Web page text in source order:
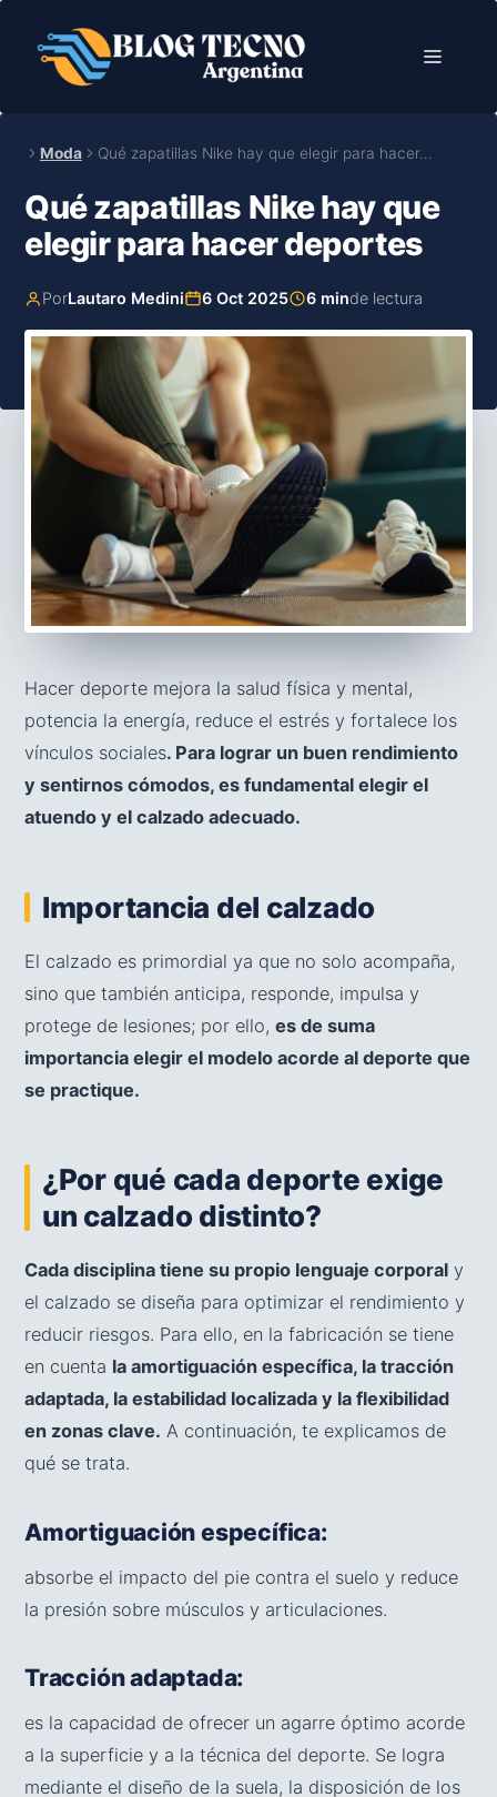
contenido
Menú
Moda Qué zapatillas Nike hay que elegir para hacer…
Qué zapatillas Nike hay que
elegir para hacer deportes
PorLautaro Medini 6 Oct 2025 6 minde lectura
Hacer deporte mejora la salud física y mental,
potencia la energía, reduce el estrés y fortalece los
vínculos sociales. Para lograr un buen rendimiento
y sentirnos cómodos, es fundamental elegir el
atuendo y el calzado adecuado.
Importancia del calzado
El calzado es primordial ya que no solo acompaña,
sino que también anticipa, responde, impulsa y
protege de lesiones; por ello, es de suma
importancia elegir el modelo acorde al deporte que
se practique.
¿Por qué cada deporte exige
un calzado distinto?
Cada disciplina tiene su propio lenguaje corporal y
el calzado se diseña para optimizar el rendimiento y
reducir riesgos. Para ello, en la fabricación se tiene
en cuenta la amortiguación específica, la tracción
adaptada, la estabilidad localizada y la flexibilidad
en zonas clave. A continuación, te explicamos de
qué se trata.
Amortiguación específica:
absorbe el impacto del pie contra el suelo y reduce
la presión sobre músculos y articulaciones.
Tracción adaptada:
es la capacidad de ofrecer un agarre óptimo acorde
a la superficie y a la técnica del deporte. Se logra
mediante el diseño de la suela, la disposición de los